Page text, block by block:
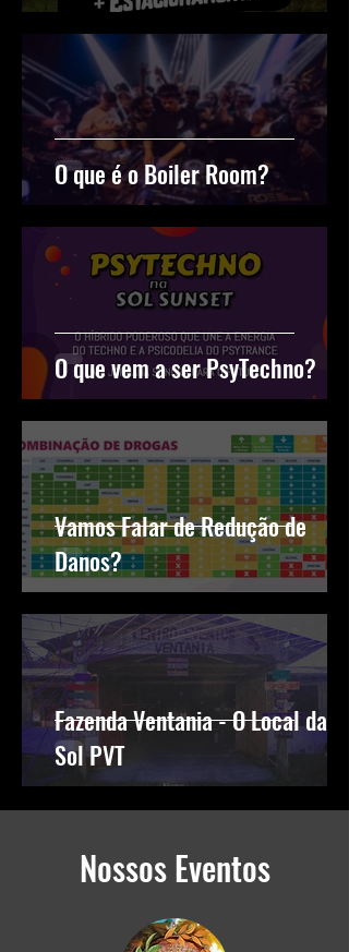
O que é o Boiler Room?
O que vem a ser PsyTechno?
Vamos Falar de Redução de
Danos?
Fazenda Ventania - O Local da
Sol PVT
Nossos Eventos